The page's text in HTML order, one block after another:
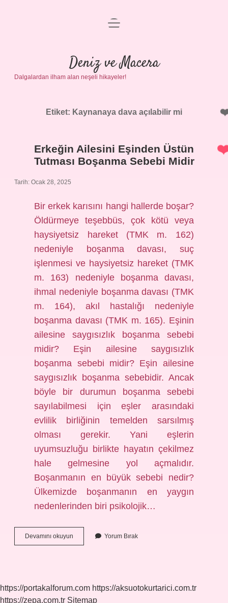
Anasayfa
Gizlilik Politikası
Yasal Uyarı
menüyü
Deniz ve Macera
Dalgalardan ilham alan neşeli hikayeler!
Etiket: Kaynanaya dava açılabilir mi
Erkeğin Ailesini Eşinden Üstün
Tutması Boşanma Sebebi Midir
Tarih: Ocak 28, 2025
Bir erkek karısını hangi hallerde boşar?
Öldürmeye teşebbüs, çok kötü veya
haysiyetsiz hareket (TMK m. 162)
nedeniyle boşanma davası, suç
işlenmesi ve haysiyetsiz hareket (TMK
m. 163) nedeniyle boşanma davası,
ihmal nedeniyle boşanma davası (TMK
m. 164), akıl hastalığı nedeniyle
boşanma davası (TMK m. 165). Eşinin
ailesine saygısızlık boşanma sebebi
midir? Eşin ailesine saygısızlık
boşanma sebebi midir? Eşin ailesine
saygısızlık boşanma sebebidir. Ancak
böyle bir durumun boşanma sebebi
sayılabilmesi için eşler arasındaki
evlilik birliğinin temelden sarsılmış
olması gerekir. Yani eşlerin
uyumsuzluğu birlikte hayatın çekilmez
hale gelmesine yol açmalıdır.
Boşanmanın en büyük sebebi nedir?
Ülkemizde boşanmanın en yaygın
nedenlerinden biri psikolojik…
Devamını okuyun
Ailesini
Sebebi
Midir
Yorum Bırak
https://portakalforum.com https://aksuotokurtarici.com.tr
https://zepa.com.tr Sitemap